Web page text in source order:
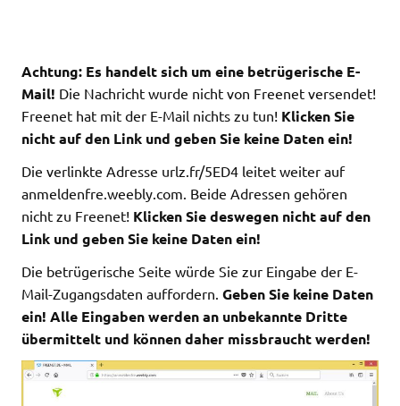
Achtung: Es handelt sich um eine betrügerische E-
Mail! Die Nachricht wurde nicht von Freenet versendet!
Freenet hat mit der E-Mail nichts zu tun! Klicken Sie
nicht auf den Link und geben Sie keine Daten ein!
Die verlinkte Adresse urlz.fr/5ED4 leitet weiter auf
anmeldenfre.weebly.com. Beide Adressen gehören
nicht zu Freenet! Klicken Sie deswegen nicht auf den
Link und geben Sie keine Daten ein!
Die betrügerische Seite würde Sie zur Eingabe der E-
Mail-Zugangsdaten auffordern. Geben Sie keine Daten
ein! Alle Eingaben werden an unbekannte Dritte
übermittelt und können daher missbraucht werden!